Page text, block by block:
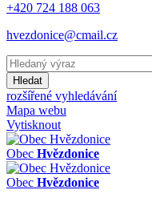
+420 724 188 063
hvezdonice@cmail.cz
Hledat
rozšířené vyhledávání
Mapa webu
Vytisknout
Obec Hvězdonice
Obec Hvězdonice